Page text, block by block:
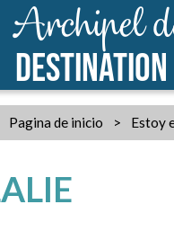
Archipel
Pagina de inicio > Estoy